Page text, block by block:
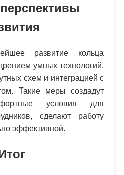
развитие кольца
умных технологий,
схем и интеграцией с
Такие меры создадут
условия для
сделают работу
эффективной.